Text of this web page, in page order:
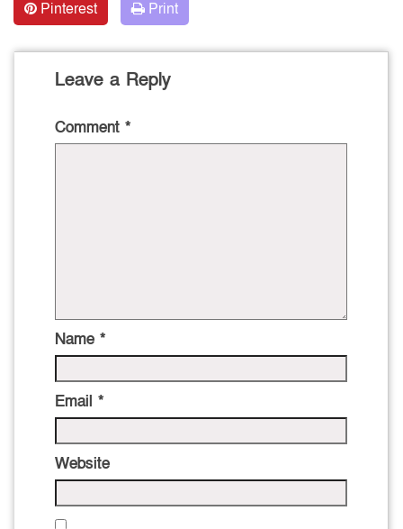
Pinterest
Print
Leave a Reply
Comment *
Name *
Email *
Website